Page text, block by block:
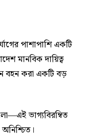
পাশাপাশি একটি
মানবিক দায়িত্ব
বহন করা একটি বড়
ভাগ্যবিরম্বিত